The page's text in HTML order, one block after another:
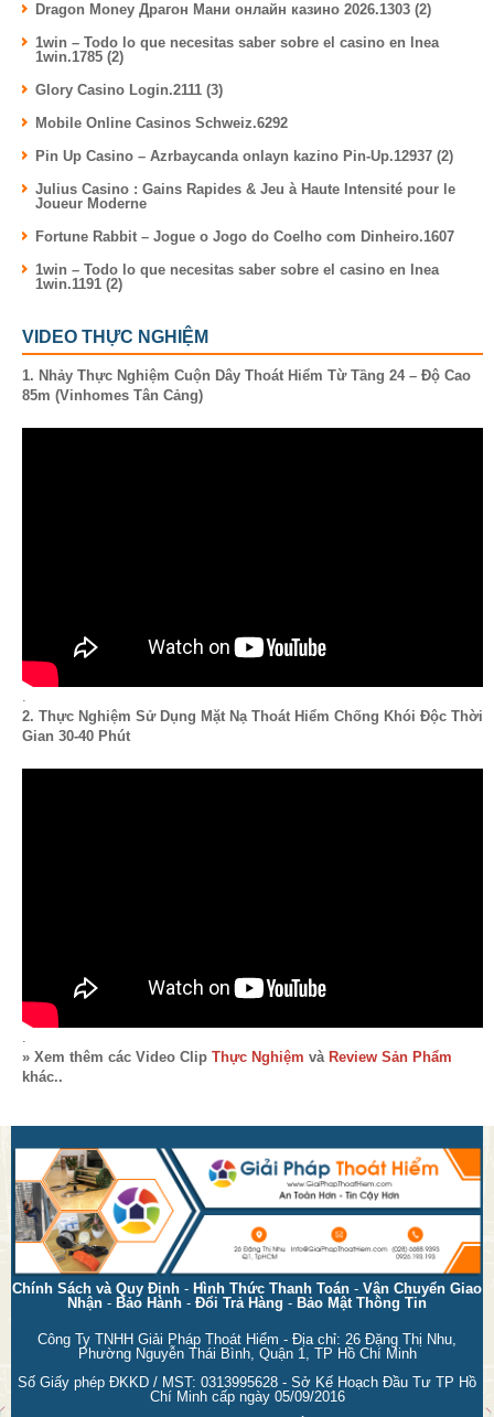
Dragon Money Драгон Мани онлайн казино 2026.1303 (2)
1win – Todo lo que necesitas saber sobre el casino en lnea
1win.1785 (2)
Glory Casino Login.2111 (3)
Mobile Online Casinos Schweiz.6292
Pin Up Casino – Azrbaycanda onlayn kazino Pin-Up.12937 (2)
Julius Casino : Gains Rapides & Jeu à Haute Intensité pour le
Joueur Moderne
Fortune Rabbit – Jogue o Jogo do Coelho com Dinheiro.1607
1win – Todo lo que necesitas saber sobre el casino en lnea
1win.1191 (2)
VIDEO THỰC NGHIỆM
1. Nhảy Thực Nghiệm Cuộn Dây Thoát Hiểm Từ Tầng 24 – Độ Cao
85m (Vinhomes Tân Cảng)
.
2. Thực Nghiệm Sử Dụng Mặt Nạ Thoát Hiểm Chống Khói Độc Thời
Gian 30-40 Phút
.
» Xem thêm các Video Clip Thực Nghiệm và Review Sản Phẩm
khác..
Chính Sách và Quy Định - Hình Thức Thanh Toán - Vận Chuyển Giao
Nhận - Bảo Hành - Đổi Trả Hàng - Bảo Mật Thông Tin
Công Ty TNHH Giải Pháp Thoát Hiểm - Địa chỉ: 26 Đặng Thị Nhu,
Phường Nguyễn Thái Bình, Quận 1, TP Hồ Chí Minh
Số Giấy phép ĐKKD / MST: 0313995628 - Sở Kế Hoạch Đầu Tư TP Hồ
Chí Minh cấp ngày 05/09/2016